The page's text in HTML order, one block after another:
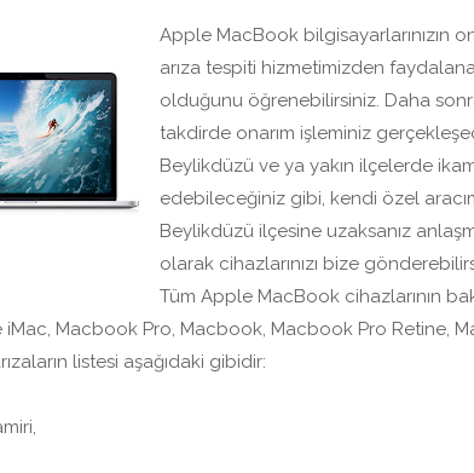
Apple MacBook bilgisayarlarınızın
arıza tespiti hizmetimizden
olduğunu öğrenebilirsiniz. Daha
takdirde onarım işleminiz
Beylikdüzü ve ya yakın ilçelerde
edebileceğiniz gibi, kendi özel
Beylikdüzü ilçesine uzaksanız
olarak cihazlarınızı bize
Tüm Apple MacBook cihazlarının
Macbook Pro, Macbook, Macbook Pro Retine,
listesi aşağıdaki gibidir: